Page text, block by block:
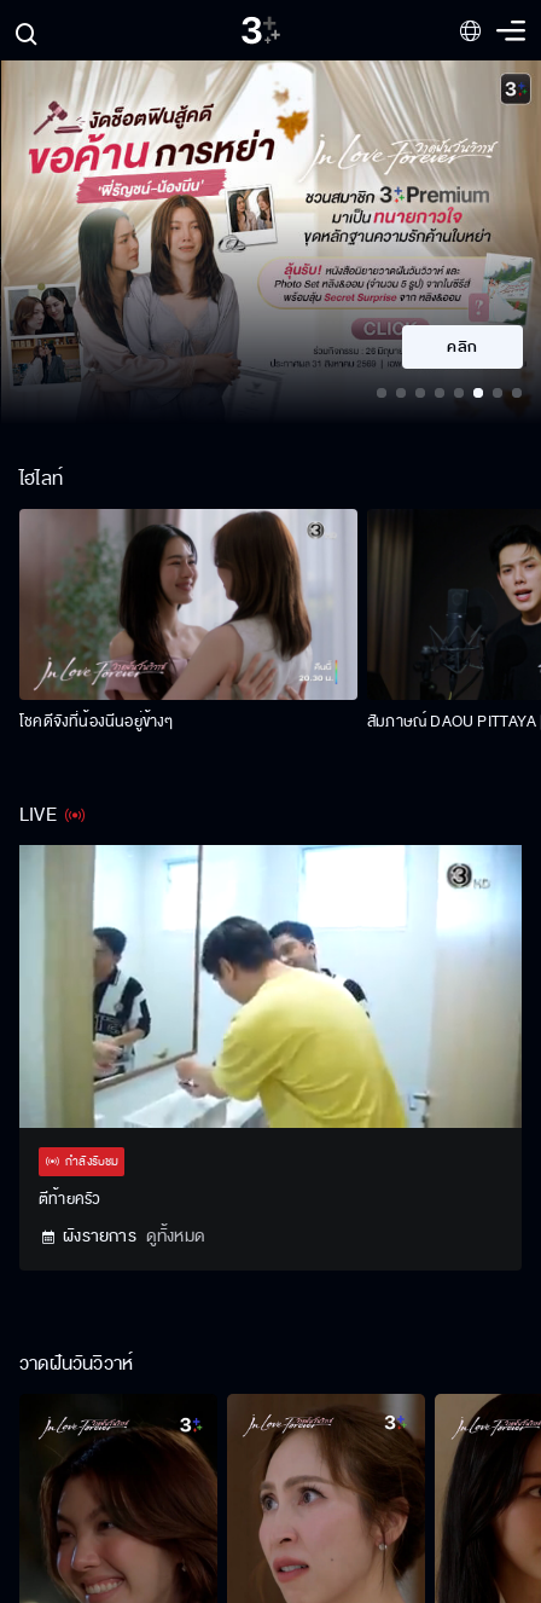
คลิก
ไฮไลท์
โชคดีจังที่น้องนีนอยู่ข้างๆ สัมภาษณ์ DAOU PITTAYA
LIVE
UnmuteStream
กำลังรับชม
ตีท้ายครัว
ผังรายการ ดูทั้งหมด
วาดฝันวันวิวาห์